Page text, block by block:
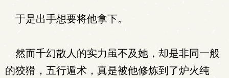
于是出手想要将他拿下。
然而千幻散人的实力虽不及她，却是非同一般
的狡猾，五行遁术，真是被他修炼到了炉火纯